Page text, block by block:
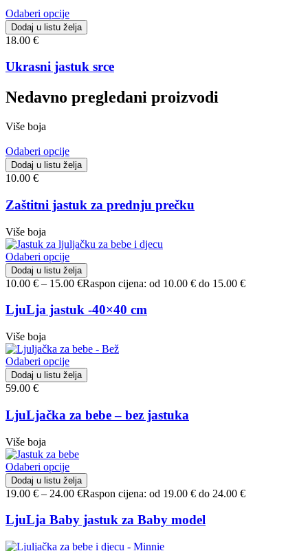
Odaberi opcije
Dodaj u listu želja
18.00 €
Ukrasni jastuk srce
Nedavno pregledani proizvodi
Više boja
Odaberi opcije
Dodaj u listu želja
10.00 €
Zaštitni jastuk za prednju prečku
Više boja
Odaberi opcije
Dodaj u listu želja
10.00 € – 15.00 €Raspon cijena: od 10.00 € do 15.00 €
LjuLja jastuk -40×40 cm
Više boja
Odaberi opcije
Dodaj u listu želja
59.00 €
LjuLjačka za bebe – bez jastuka
Više boja
Odaberi opcije
Dodaj u listu želja
19.00 € – 24.00 €Raspon cijena: od 19.00 € do 24.00 €
LjuLja Baby jastuk za Baby model